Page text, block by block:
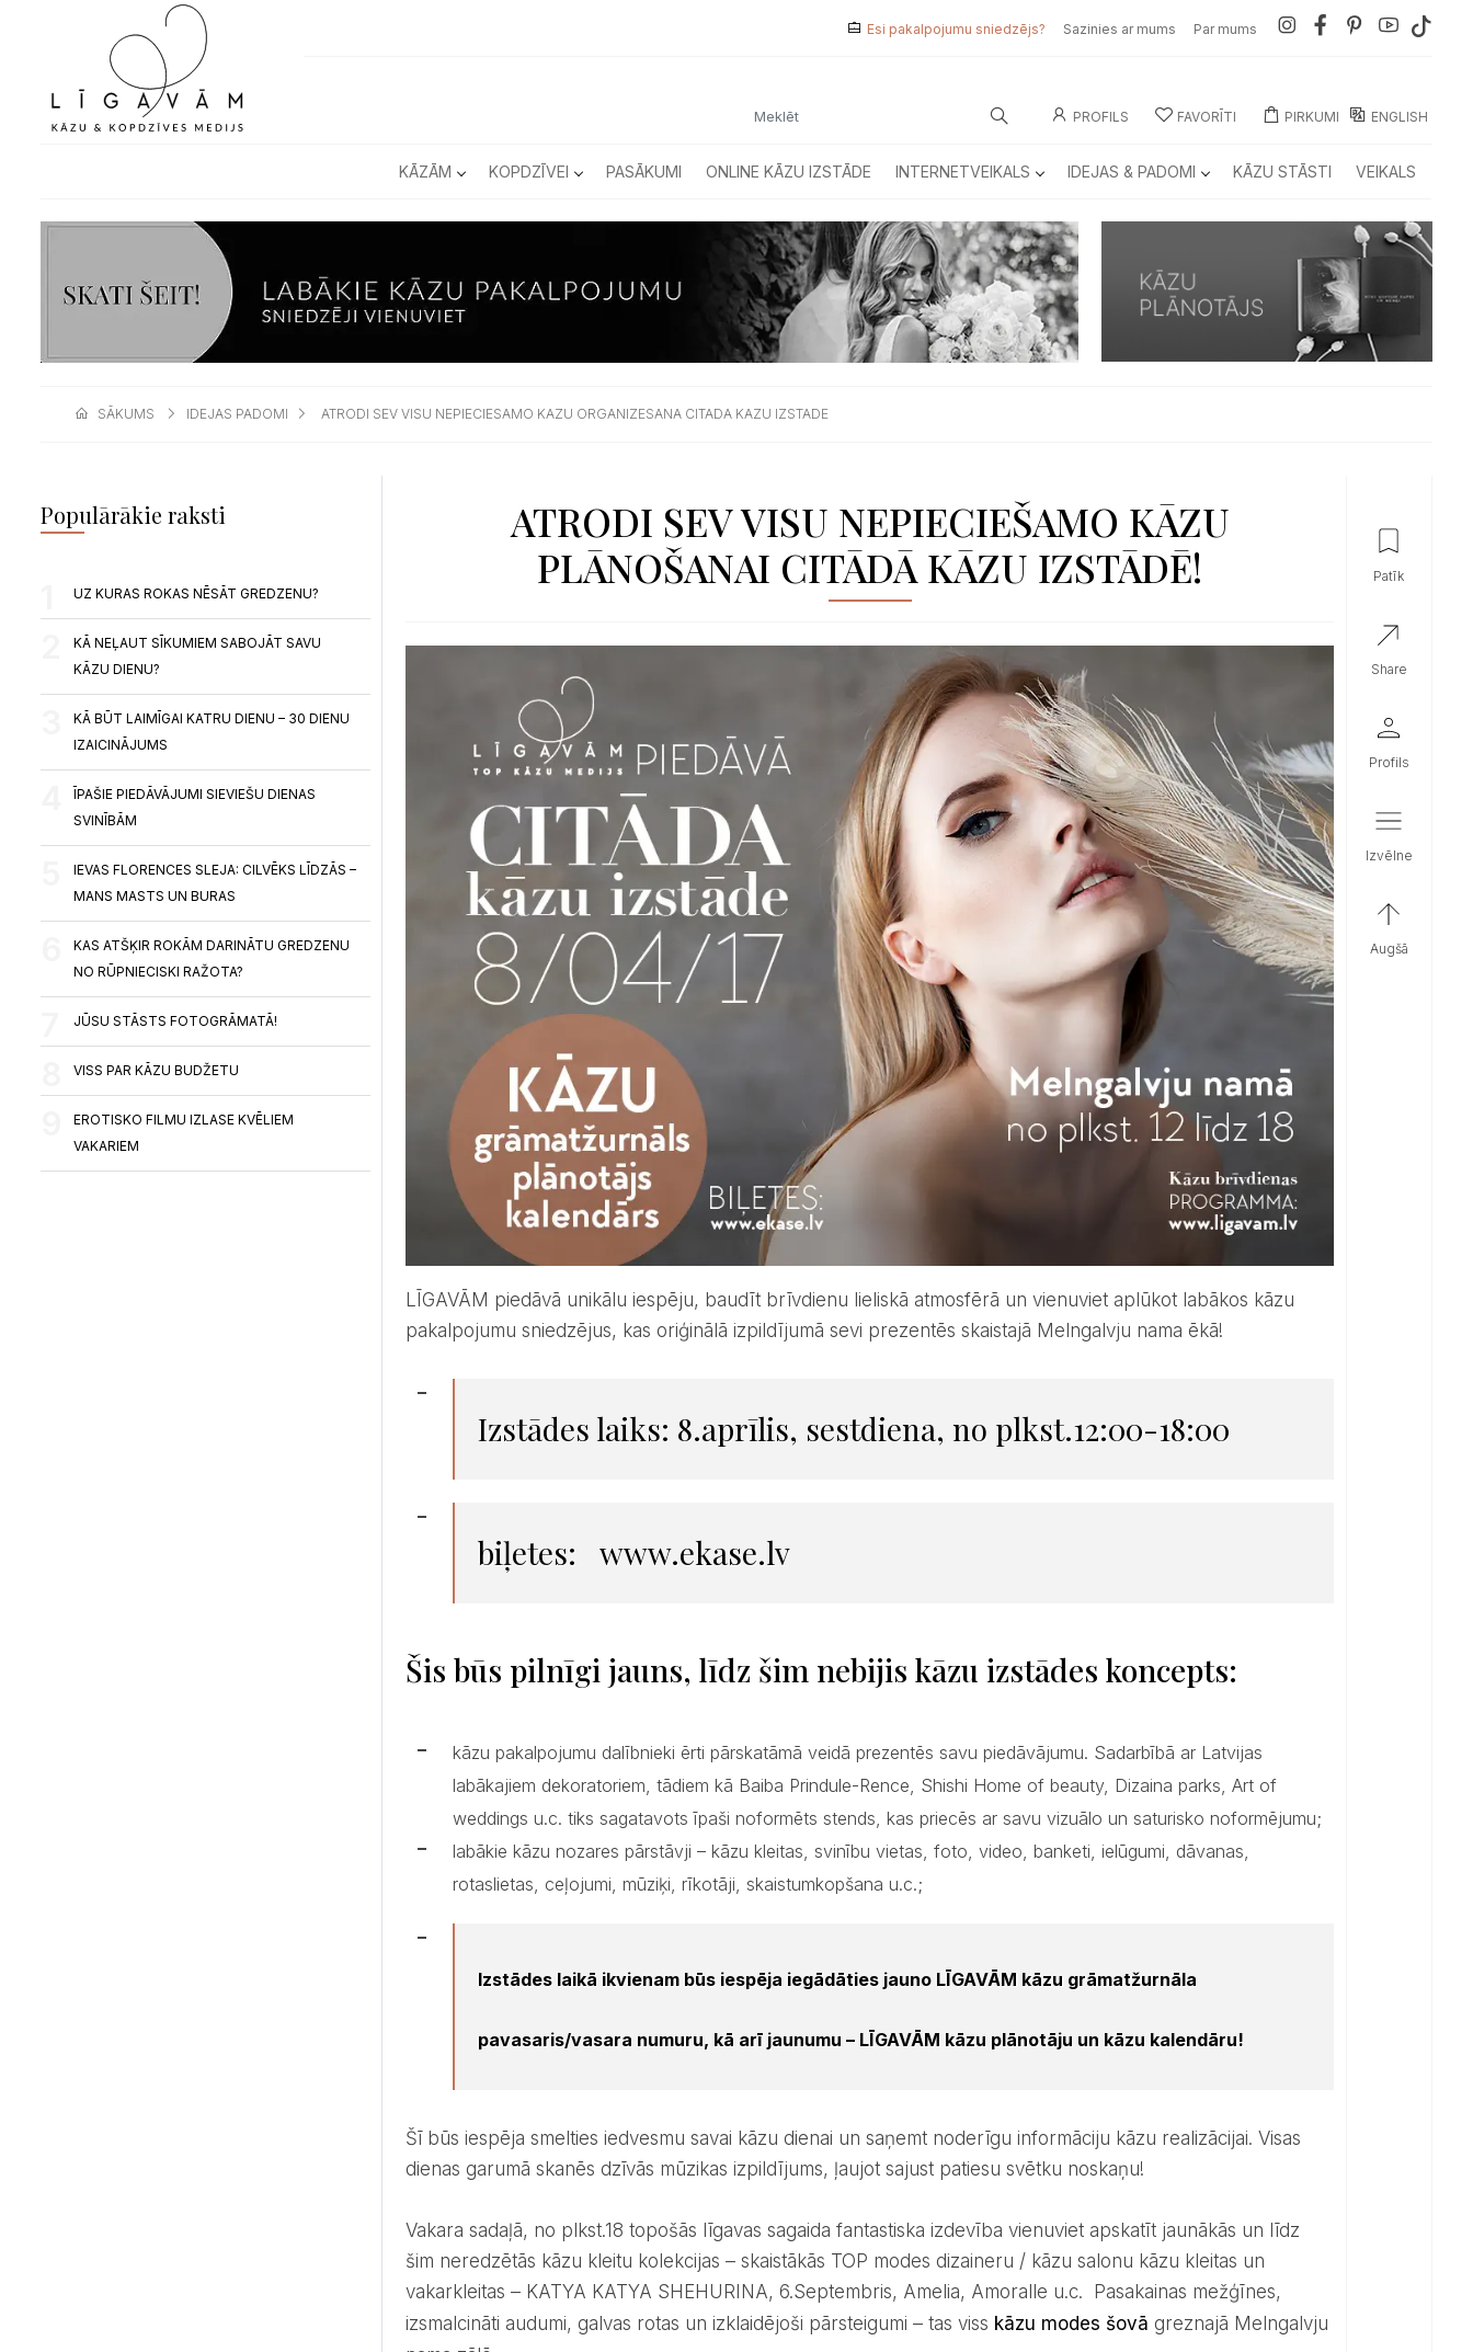
Esi pakalpojumu sniedzējs? Sazinies ar mums Par mums
PROFILS FAVORĪTI PIRKUMI ENGLISH
KĀZĀM KOPDZĪVEI PASĀKUMI ONLINE KĀZU IZSTĀDE INTERNETVEIKALS IDEJAS & PADOMI KĀZU STĀSTI VEIKALS
SĀKUMS IDEJAS PADOMI ATRODI SEV VISU NEPIECIESAMO KAZU ORGANIZESANA CITADA KAZU IZSTADE
Populārākie raksti
UZ KURAS ROKAS NĒSĀT GREDZENU?
KĀ NEĻAUT SĪKUMIEM SABOJĀT SAVU
KĀZU DIENU?
KĀ BŪT LAIMĪGAI KATRU DIENU – 30 DIENU
IZAICINĀJUMS
ĪPAŠIE PIEDĀVĀJUMI SIEVIEŠU DIENAS
SVINĪBĀM
IEVAS FLORENCES SLEJA: CILVĒKS LĪDZĀS –
MANS MASTS UN BURAS
KAS ATŠĶIR ROKĀM DARINĀTU GREDZENU
NO RŪPNIECISKI RAŽOTA?
JŪSU STĀSTS FOTOGRĀMATĀ!
VISS PAR KĀZU BUDŽETU
EROTISKO FILMU IZLASE KVĒLIEM
VAKARIEM
ATRODI SEV VISU NEPIECIEŠAMO KĀZU
PLĀNOŠANAI CITĀDĀ KĀZU IZSTĀDĒ!
LĪGAVĀM piedāvā unikālu iespēju, baudīt brīvdienu lieliskā atmosfērā un vienuviet aplūkot labākos kāzu
pakalpojumu sniedzējus, kas oriģinālā izpildījumā sevi prezentēs skaistajā Melngalvju nama ēkā!
Izstādes laiks: 8.aprīlis, sestdiena, no plkst.12:00-18:00
biļetes: www.ekase.lv
Šis būs pilnīgi jauns, līdz šim nebijis kāzu izstādes koncepts:
kāzu pakalpojumu dalībnieki ērti pārskatāmā veidā prezentēs savu piedāvājumu. Sadarbībā ar Latvijas
labākajiem dekoratoriem, tādiem kā Baiba Prindule-Rence, Shishi Home of beauty, Dizaina parks, Art of
weddings u.c. tiks sagatavots īpaši noformēts stends, kas priecēs ar savu vizuālo un saturisko noformējumu;
labākie kāzu nozares pārstāvji – kāzu kleitas, svinību vietas, foto, video, banketi, ielūgumi, dāvanas,
rotaslietas, ceļojumi, mūziķi, rīkotāji, skaistumkopšana u.c.;
Izstādes laikā ikvienam būs iespēja iegādāties jauno LĪGAVĀM kāzu grāmatžurnāla
pavasaris/vasara numuru, kā arī jaunumu – LĪGAVĀM kāzu plānotāju un kāzu kalendāru!
Šī būs iespēja smelties iedvesmu savai kāzu dienai un saņemt noderīgu informāciju kāzu realizācijai. Visas
dienas garumā skanēs dzīvās mūzikas izpildījums, ļaujot sajust patiesu svētku noskaņu!
Vakara sadaļā, no plkst.18 topošās līgavas sagaida fantastiska izdevība vienuviet apskatīt jaunākās un līdz
šim neredzētās kāzu kleitu kolekcijas – skaistākās TOP modes dizaineru / kāzu salonu kāzu kleitas un
vakarkleitas – KATYA KATYA SHEHURINA, 6.Septembris, Amelia, Amoralle u.c. Pasakainas mežģīnes,
izsmalcināti audumi, galvas rotas un izklaidējoši pārsteigumi – tas viss kāzu modes šovā greznajā Melngalvju
patīk
share
profils
izvēlne
augšā